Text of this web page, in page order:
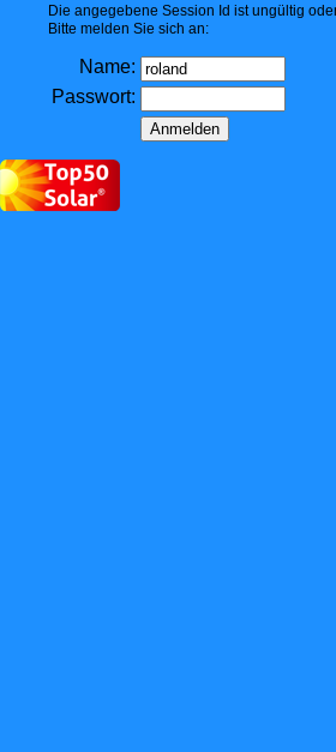
Die angegebene Session Id ist ungültig
Bitte melden Sie sich an:
Name:
Passwort: